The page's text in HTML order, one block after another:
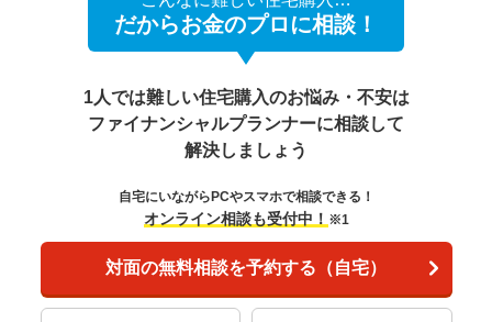
だからお金のプロに相談！
1人では難しい住宅購入のお悩み・不安は
ファイナンシャルプランナーに相談して
解決しましょう
自宅にいながらPCやスマホで相談できる！
オンライン相談も受付中！ ※1
対面の無料相談を予約する（自宅）